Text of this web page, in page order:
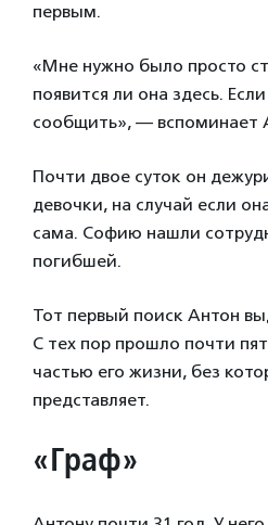
первым.
«Мне нужно было просто
появится ли она здесь.
сообщить», — вспоминает
Почти двое суток он
девочки, на случай если
сама. Софию нашли
погибшей.
Тот первый поиск Антон
С тех пор прошло почти
частью его жизни, без
представляет.
«Граф»